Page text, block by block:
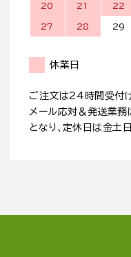
20 21 22
27 28 29
休業日
ご注文は24時間受付け
メール応対＆発送業
となり、定休日は金土